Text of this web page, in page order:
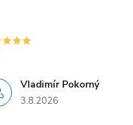
Vladimír Pokorný
3.8.2026